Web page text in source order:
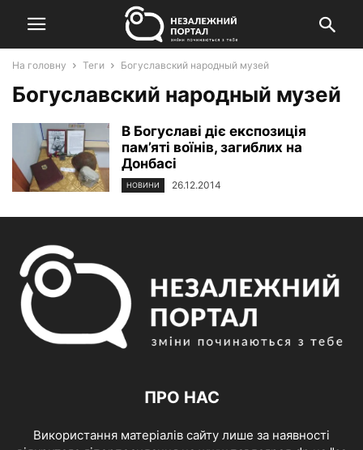
На головну Теги Богуславский народный музей
Богуславский народный музей
В Богуславі діє експозиція
пам’яті воїнів, загиблих на
Донбасі
НОВИНИ 26.12.2014
ПРО НАС
Використання матеріалів сайту лише за наявності